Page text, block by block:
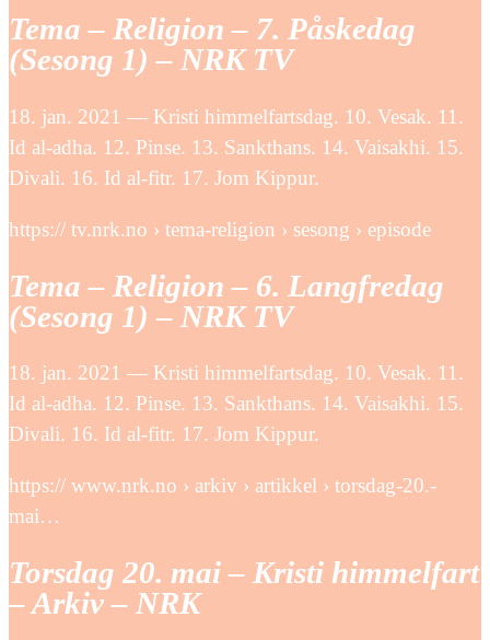
Tema – Religion – 7. Påskedag
(Sesong 1) – NRK TV
18. jan. 2021 — Kristi himmelfartsdag. 10. Vesak. 11.
Id al-adha. 12. Pinse. 13. Sankthans. 14. Vaisakhi. 15.
Divali. 16. Id al-fitr. 17. Jom Kippur.
https:// tv.nrk.no › tema-religion › sesong › episode
Tema – Religion – 6. Langfredag
(Sesong 1) – NRK TV
18. jan. 2021 — Kristi himmelfartsdag. 10. Vesak. 11.
Id al-adha. 12. Pinse. 13. Sankthans. 14. Vaisakhi. 15.
Divali. 16. Id al-fitr. 17. Jom Kippur.
https:// www.nrk.no › arkiv › artikkel › torsdag-20.-
mai…
Torsdag 20. mai – Kristi himmelfart
– Arkiv – NRK